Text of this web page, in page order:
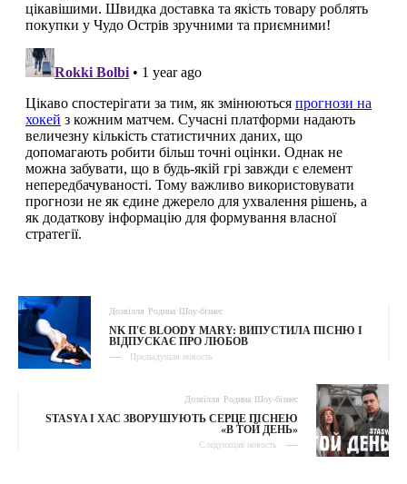
Дозвілля Родина Шоу-бізнес
NK П'Є BLOODY MARY: ВИПУСТИЛА ПІСНЮ І
ВІДПУСКАЄ ПРО ЛЮБОВ
Предыдущая новость
Дозвілля Родина Шоу-бізнес
STASYA І ХАС ЗВОРУШУЮТЬ СЕРЦЕ ПІСНЕЮ
«В ТОЙ ДЕНЬ»
Следующая новость